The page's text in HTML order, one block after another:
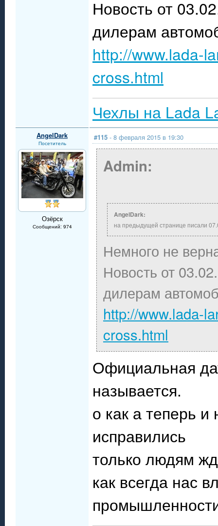
Новость от
дилерам
http://www.lada-
cross.html
Чехлы на Lada
AngelDark
Посетитель
Озёрск
Сообщений: 974
#115 - 8 февраля 2015 в 19:30
Admin:
AngelDark:
на предыдущей странице писали
Немного не
Новость от
дилерам
http://www.lada-
cross.html
Официальная
называется.
о как а теперь
исправились
только людям
как всегда нас